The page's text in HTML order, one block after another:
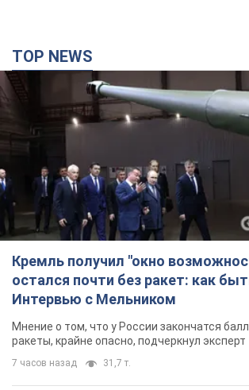
TOP NEWS
Кремль получил "окно
остался почти без ракет: как
Интервью с Мельником
Мнение о том, что у России закончатся
ракеты, крайне опасно, подчеркнул эксперт
7 часов назад 31,7 т.